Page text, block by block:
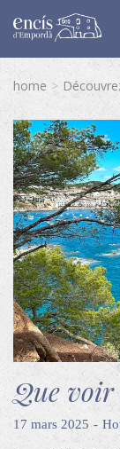
home
Que voir
17 mars 2025